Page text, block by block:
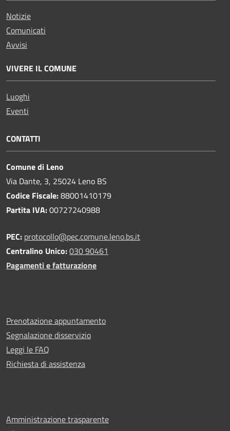
Notizie
Comunicati
Avvisi
VIVERE IL COMUNE
Luoghi
Eventi
CONTATTI
Comune di Leno
Via Dante, 3, 25024 Leno BS
Codice Fiscale:88001410179
Partita IVA:00727240988
PEC: protocollo@pec.comune.leno.bs.it
Centralino Unico:030 90461
Pagamenti e fatturazione
Prenotazione appuntamento
Segnalazione disservizio
Leggi le FAQ
Richiesta di assistenza
Amministrazione trasparente